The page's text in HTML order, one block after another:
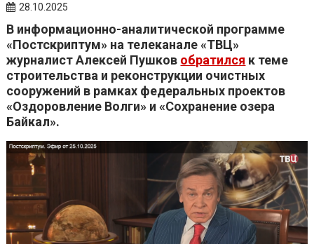
28.10.2025
В информационно-аналитической программе
«Постскриптум» на телеканале «ТВЦ»
журналист Алексей Пушков обратился к теме
строительства и реконструкции очистных
сооружений в рамках федеральных проектов
«Оздоровление Волги» и «Сохранение озера
Байкал».